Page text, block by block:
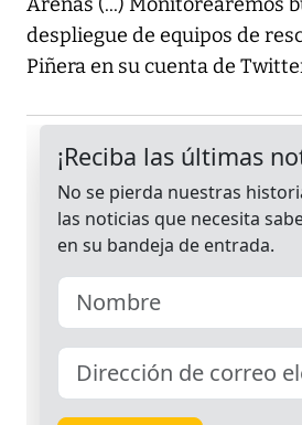
Arenas (...) Monitorearemos
despliegue de equipos de
Piñera en su cuenta de